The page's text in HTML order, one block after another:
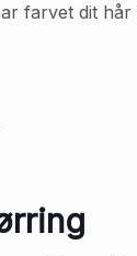
farvet dit